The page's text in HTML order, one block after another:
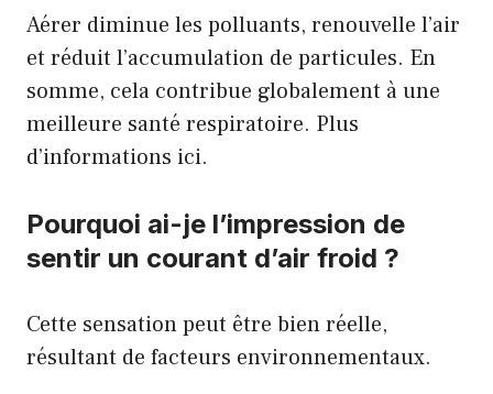
Aérer diminue les polluants, renouvelle l’air
et réduit l’accumulation de particules. En
somme, cela contribue globalement à une
meilleure santé respiratoire. Plus
d’informations ici.
Pourquoi ai-je l’impression de
sentir un courant d’air froid ?
Cette sensation peut être bien réelle,
résultant de facteurs environnementaux.